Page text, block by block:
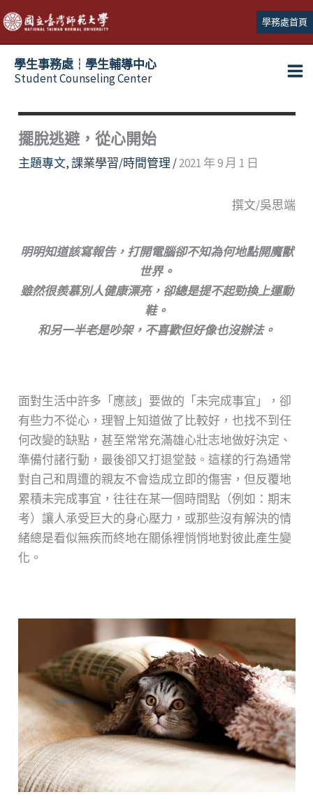
跳
至
主
學務處首頁
學生事務處┆學生輔導中心
Student Counseling Center
擺脫逃避，從心開始
主題專文,課業學習/時間管理 /2021 年 9 月 1 日
撰文/吳思端
明明知道該寫報告，打開電腦卻不知為何地點開魔獸
世界。
雖然很羨慕別人健康漂亮，卻總是提不起勁換上運動
鞋。
和另一半老是吵架，不喜歡但好像也沒辦法。
面對生活中許多「應該」要做的「未完成事宜」，卻
有些力不從心，理智上知道做了比較好，也找不到任
何改變的缺點，甚至常常充滿雄心壯志地做好決定、
準備付諸行動，最後卻又打退堂鼓。這樣的行為通常
對自己和周遭的親友不會造成立即的傷害，但反覆地
累積未完成事宜，往往在某一個時間點（例如：期末
考）讓人承受巨大的身心壓力，或那些沒有解決的情
緒總是看似無疾而終地在關係裡悄悄地對彼此產生變
化。